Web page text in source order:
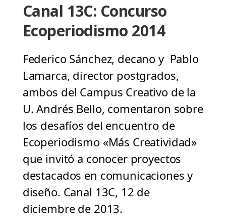
Canal 13C: Concurso
Ecoperiodismo 2014
Federico Sánchez, decano y Pablo
Lamarca, director postgrados,
ambos del Campus Creativo de la
U. Andrés Bello, comentaron sobre
los desafíos del encuentro de
Ecoperiodismo «Más Creatividad»
que invitó a conocer proyectos
destacados en comunicaciones y
diseño. Canal 13C, 12 de
diciembre de 2013.